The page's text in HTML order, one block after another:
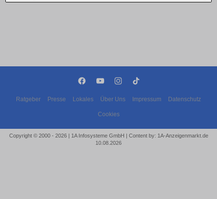
Ratgeber Presse Lokales Über Uns Impressum Datenschutz
Cookies
Copyright © 2000 - 2026 | 1A Infosysteme GmbH | Content by: 1A-Anzeigenmarkt.de
10.08.2026